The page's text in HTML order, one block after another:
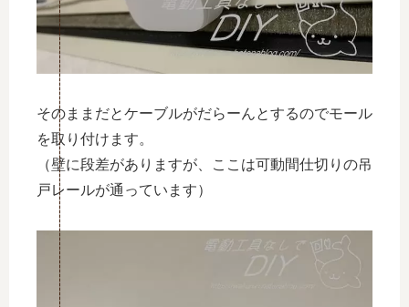
そのままだとケーブルがだらーんとするのでモール
を取り付けます。
（壁に段差がありますが、ここは可動間仕切りの吊
戸レールが通っています）